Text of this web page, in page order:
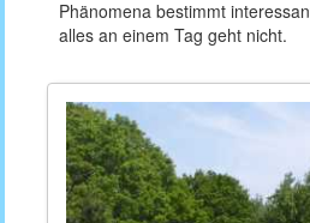
Phänomena bestimmt
alles an einem Tag geht nicht.